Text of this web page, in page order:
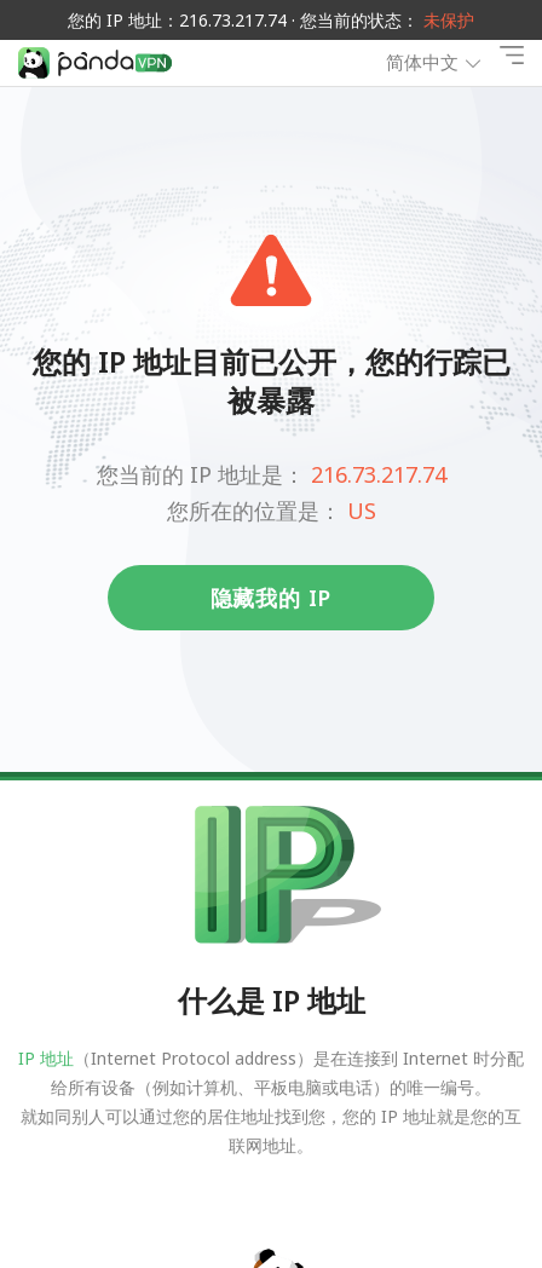
您的 IP 地址：216.73.217.74 · 您当前的状态： 未保护
简体中文
您的 IP 地址目前已公开，您的行踪已
被暴露
您当前的 IP 地址是： 216.73.217.74
您所在的位置是：
US
隐藏我的 IP
什么是 IP 地址
IP 地址 （Internet Protocol address）是在连接到 Internet 时分配
给所有设备（例如计算机、平板电脑或电话）的唯一编号。
就如同别人可以通过您的居住地址找到您，您的 IP 地址就是您的互
联网地址。